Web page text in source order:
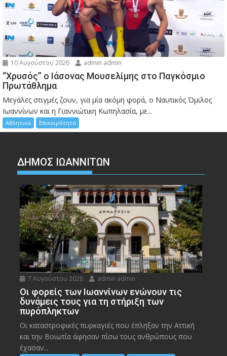
10 Αυγούστου 2026 admin admin
“Χρυσός” ο Ιάσονας Μουσελίμης στο Παγκόσμιο
Πρωτάθλημα
Μεγάλες στιγμές ζουν, για μία ακόμη φορά, ο Ναυτικός Όμιλος
Ιωαννίνων και η Γιαννιώτικη Κωπηλασία, με...
Αθλητικά Επικαιρότητα
ΔΗΜΟΣ ΙΩΑΝΝΙΤΩΝ
7 Αυγούστου 2026 admin admin
Οι φορείς των Ιωαννίνων ενώνουν τις
δυνάμεις τους για τη στήριξη των
πυρόπληκτων
Οι καταστροφικές πυρκαγιές που έπληξαν την Αττική
και την Bοιωτία άφησαν πίσω τους ανθρώπους που
έχασαν...